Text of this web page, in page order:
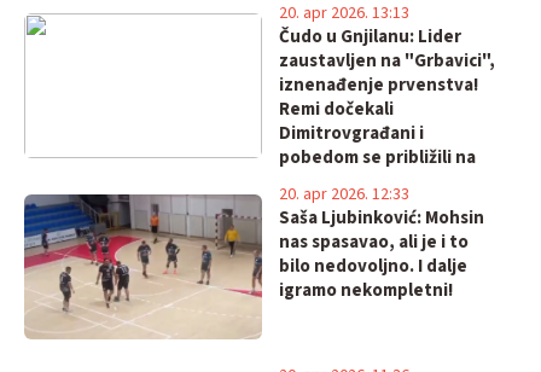
Čudo u Gnjilanu: Lider
zaustavljen na "Grbavici",
iznenađenje prvenstva!
Remi dočekali
Dimitrovgrađani i
pobedom se približili na
20. apr 2026. 13:13
Saša Ljubinković: Mohsin
nas spasavao, ali je i to
bilo nedovoljno. I dalje
igramo nekompletni!
20. apr 2026. 12:33